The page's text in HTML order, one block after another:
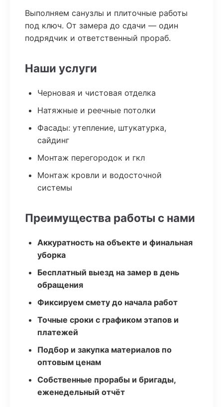
Выполняем санузлы и плиточные работы
под ключ. От замера до сдачи — один
подрядчик и ответственный прораб.
Наши услуги
Черновая и чистовая отделка
Натяжные и реечные потолки
Фасады: утепление, штукатурка,
сайдинг
Монтаж перегородок и гкл
Монтаж кровли и водосточной
системы
Преимущества работы с нами
Аккуратность на объекте и финальная
уборка
Бесплатный выезд на замер в день
обращения
Фиксируем смету до начала работ
Точные сроки с графиком этапов и
платежей
Подбор и закупка материалов по
оптовым ценам
Собственные прорабы и бригады,
еженедельный отчёт